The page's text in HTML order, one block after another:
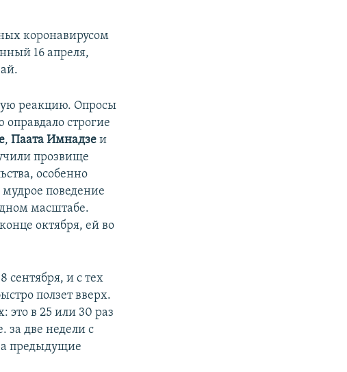
коронавирусом
16 апреля,
реакцию. Опросы
строгие
,Паата Имнадзе и
прозвище
особенно
поведение
масштабе.
октября, ей во
сентября, и с тех
ползет вверх.
это в 25 или 30 раз
за две недели с
предыдущие